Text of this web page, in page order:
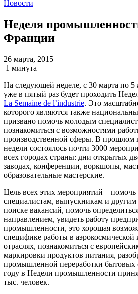
Новости
Неделя
Франции
26 марта, 2015
1 минута
На следующей неделе, с 30 марта по
уже в пятый раз будет проходить
La Semaine de l’industrie. Это
которого являются также
призвано помочь молодым
познакомиться с возможностями
производственной сферы. В прошлом
недели состоялось почти 3000
всех городах страны: дни открытых
заводах, конференции, воркшопы,
образовательные мастерские.
Цель всех этих мероприятий –
специалистам, выпускникам и
поиске вакансий, помочь
направлением, увидеть работу
промышленности, это хорошая
специфике работы в аэрокосмической
отраслях, познакомиться с
маркировки продуктов питания,
промышленной переработки бытовых
году в Недели промышленности
тыс. человек.